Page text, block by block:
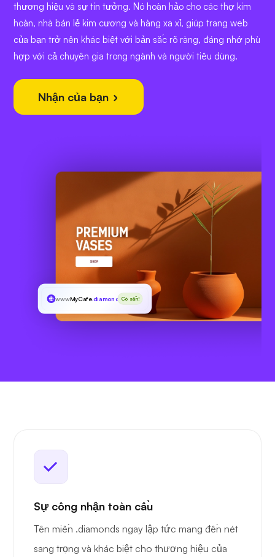
thương hiệu và sự tin tưởng. Nó hoàn hảo cho các thợ kim
hoàn, nhà bán lẻ kim cương và hàng xa xỉ, giúp trang web
của bạn trở nên khác biệt với bản sắc rõ ràng, đáng nhớ phù
hợp với cả chuyên gia trong ngành và người tiêu dùng.
Nhận của bạn
wwwMyCafe.diamondsCó sẵn!
Sự công nhận toàn cầu
Tên miền .diamonds ngay lập tức mang đến nét
sang trọng và khác biệt cho thương hiệu của